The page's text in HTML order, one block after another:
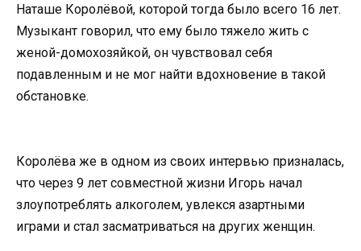
Наташе Королёвой, которой тогда было всего 16 лет.
Музыкант говорил, что ему было тяжело жить с
женой-домохозяйкой, он чувствовал себя
подавленным и не мог найти вдохновение в такой
обстановке.
Королёва же в одном из своих интервью призналась,
что через 9 лет совместной жизни Игорь начал
злоупотреблять алкоголем, увлекся азартными
играми и стал засматриваться на других женщин.